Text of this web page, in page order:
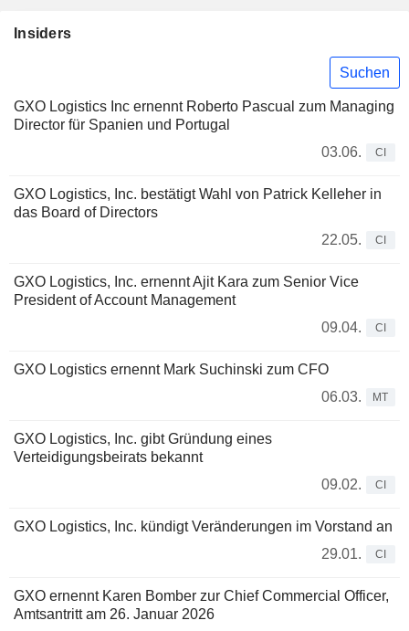
Insiders
Suchen
GXO Logistics Inc ernennt Roberto Pascual zum Managing
Director für Spanien und Portugal
03.06.
CI
GXO Logistics, Inc. bestätigt Wahl von Patrick Kelleher in
das Board of Directors
22.05.
CI
GXO Logistics, Inc. ernennt Ajit Kara zum Senior Vice
President of Account Management
09.04.
CI
GXO Logistics ernennt Mark Suchinski zum CFO
06.03.
MT
GXO Logistics, Inc. gibt Gründung eines
Verteidigungsbeirats bekannt
09.02.
CI
GXO Logistics, Inc. kündigt Veränderungen im Vorstand an
29.01.
CI
GXO ernennt Karen Bomber zur Chief Commercial Officer,
Amtsantritt am 26. Januar 2026